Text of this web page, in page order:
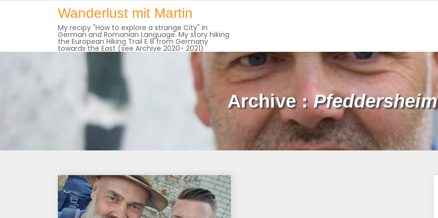
Wanderlust mit Martin
My recipy "How to explore a strange City" in
German and Romanian Language. My story hiking
the European Hiking Trail E 8 from Germany
towards the East (see Archive 2020- 2021)
Archive :Pfeddersheim